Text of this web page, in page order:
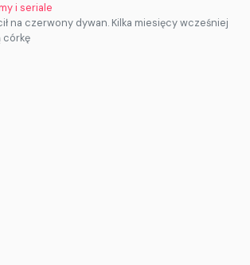
i seriale
na czerwony dywan. Kilka miesięcy wcześniej
córkę